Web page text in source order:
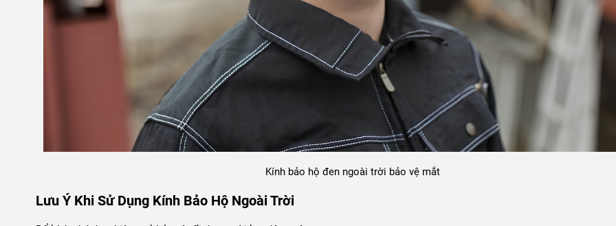
Kính bảo hộ đen ngoài trời bảo vệ mắt
Lưu Ý Khi Sử Dụng Kính Bảo Hộ Ngoài Trời